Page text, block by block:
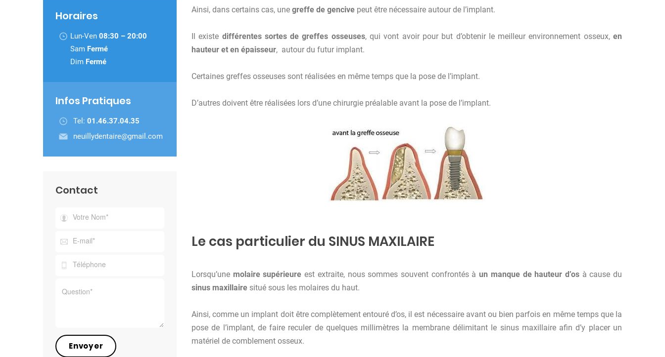
Horaires
Lun-Ven 08:30 – 20:00
Sam Fermé
Dim Fermé
Infos Pratiques
Tel: 01.46.37.04.35
neuillydentaire@gmail.com
Contact
Ainsi, dans certains cas, une greffe de gencive peut être nécessaire autour de l’implant.
Il existe différentes sortes de greffes osseuses, qui vont avoir pour but d’obtenir le meilleur environnement osseux,en
hauteur et en épaisseur, autour du futur implant.
Certaines greffes osseuses sont réalisées en même temps que la pose de l’implant.
D’autres doivent être réalisées lors d’une chirurgie préalable avant la pose de l’implant.
Le cas particulier du SINUS MAXILAIRE
Lorsqu’une molaire supérieureest extraite, nous sommes souvent confrontés àun manque de hauteur d’osà cause du
sinus maxillaire situé sous les molaires du haut.
Ainsi, comme un implant doit être complètement entouré d’os, il est nécessaire avant ou bien parfois en même temps que la
pose de l’implant, de faire reculer de quelques millimètres la membrane délimitant le sinus maxillaire afin d’y placer un
matériel de comblement osseux.